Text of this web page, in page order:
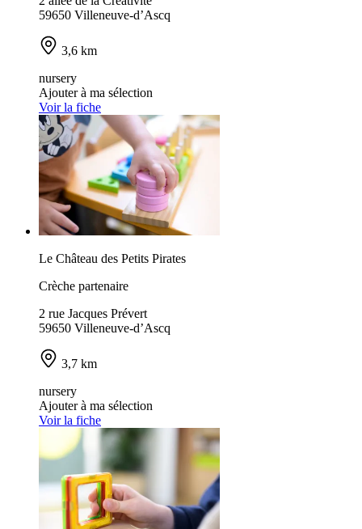
59650 Villeneuve-d’Ascq
3,6 km
nursery
Ajouter à ma sélection
Voir la fiche
Le Château des Petits Pirates
Crèche partenaire
2 rue Jacques Prévert
59650 Villeneuve-d’Ascq
3,7 km
nursery
Ajouter à ma sélection
Voir la fiche